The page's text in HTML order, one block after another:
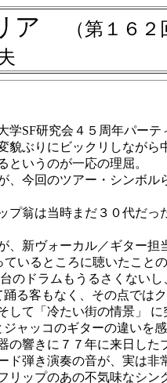
ア
（第１６２
学SF研究会４５周年パー
ぶりにビックリしなが
いうのが一応の理屈。
今回のツアー・シンボ
翁は当時まだ３０代だ
ヴォーカル／ギター担
いるところに聴いたこと
ドラムもうるさくない
る客もなく、その点では
て「冷たい街の情景」
ャッコのギターの違いを
響きに７７年に来日し
弾き演奏の音が、実は
ップのあの不気味なシ